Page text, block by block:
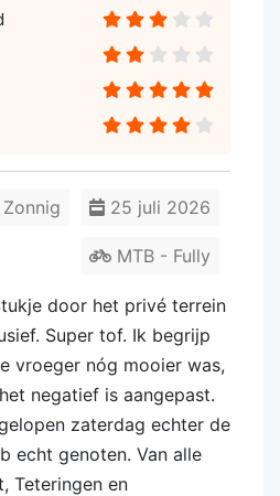
25 juli 2026
Zonnig
MTB - Fully
door het privé terrein
Super tof. Ik begrijp
vroeger nóg mooier was,
negatief is aangepast.
zaterdag echter de
echt genoten. Van alle
Teteringen en